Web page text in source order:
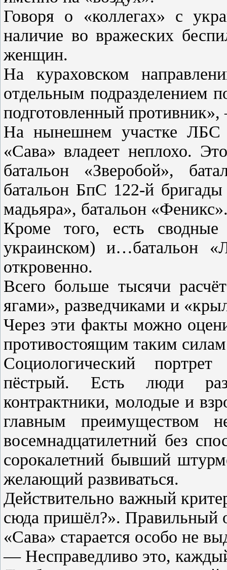
Говоря о «коллегах» с
наличие во вражеских
женщин.
На кураховском
отдельным подразделением
подготовленный противник»,
На нынешнем участке
«Сава» владеет неплохо.
батальон «Зверобой»,
батальон БпС 122-й
мадьяра», батальон
Кроме того, есть
украинском) и…батальон
откровенно.
Всего больше тысячи
ягами», разведчиками и
Через эти факты можно
противостоящим таким
Социологический
пёстрый. Есть люди
контрактники, молодые и
главным преимуществом
восемнадцатилетний без
сорокалетний бывший
желающий развиваться.
Действительно важный
сюда пришёл?». Правильный
«Сава» старается особо не
— Несправедливо это,